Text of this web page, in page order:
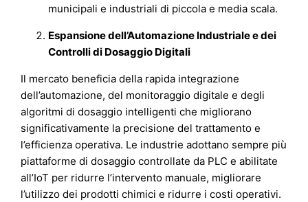
municipali e industriali di piccola e media scala.
Espansione dell’Automazione Industriale e dei
Controlli di Dosaggio Digitali
Il mercato beneficia della rapida integrazione
dell’automazione, del monitoraggio digitale e degli
algoritmi di dosaggio intelligenti che migliorano
significativamente la precisione del trattamento e
l’efficienza operativa. Le industrie adottano sempre più
piattaforme di dosaggio controllate da PLC e abilitate
all’IoT per ridurre l’intervento manuale, migliorare
l’utilizzo dei prodotti chimici e ridurre i costi operativi.